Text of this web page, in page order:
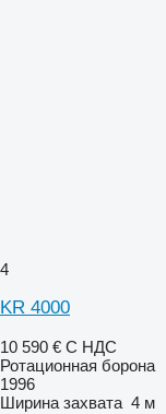
4
KR 4000
10 590 € С НДС
Ротационная борона
1996
Ширина захвата 4 м